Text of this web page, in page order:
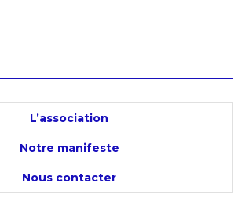
L’association
Notre manifeste
Nous contacter